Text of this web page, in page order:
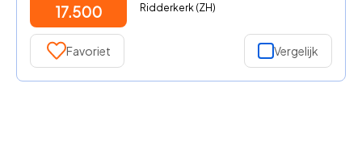
17.500 Ridderkerk (ZH)
Favoriet Vergelijk